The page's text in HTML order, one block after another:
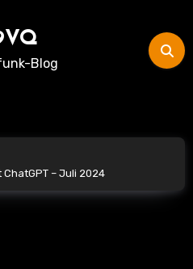
Blog
– Juli 2024